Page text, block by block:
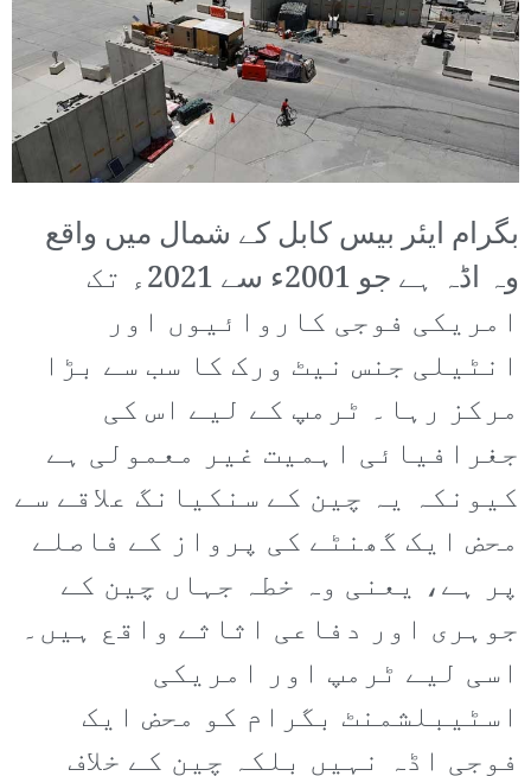
بگرام ایئر بیس کابل کے شمال میں واقع
وہ اڈہ ہے جو 2001ء سے 2021ء تک
امریکی فوجی کاروائیوں اور
انٹیلی جنس نیٹ ورک کا سب سے بڑا
مرکز رہا۔ ٹرمپ کے لیے اس کی
جغرافیائی اہمیت غیر معمولی ہے
کیونکہ یہ چین کے سنکیانگ علاقے سے
محض ایک گھنٹے کی پرواز کے فاصلے
پر ہے، یعنی وہ خطہ جہاں چین کے
جوہری اور دفاعی اثاثے واقع ہیں۔
اسی لیے ٹرمپ اور امریکی
اسٹیبلشمنٹ بگرام کو محض ایک
فوجی اڈہ نہیں بلکہ چین کے خلاف